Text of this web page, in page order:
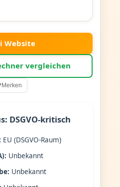
Website
vergleichen
Merken
DSGVO-kritisch
EU (DSGVO-Raum)
Unbekannt
Unbekannt